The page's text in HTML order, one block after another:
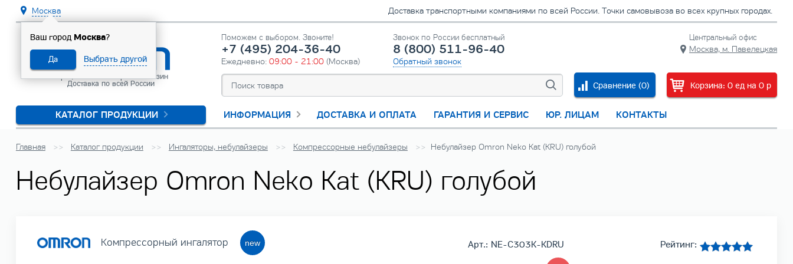
Москва
Ваш город Москва?
Да Выбрать другой
Доставка транспортными компаниями по всей России. Точки самовывоза во всех крупных городах.
Официальный интернет-магазин
Доставка по всей России
Центральный офис
Москва, м. Павелецкая
Поможем с выбором. Звоните!
+7 (495) 204-36-40
Ежедневно:09:00 - 21:00 (Москва)
Звонок по России бесплатный
8 (800) 511-96-40
Обратный звонок
Корзина: 0 ед на 0 p
Сравнение (0)
КАТАЛОГ ПРОДУКЦИИ ИНФОРМАЦИЯ ДОСТАВКА И ОПЛАТА ГАРАНТИЯ И СЕРВИС ЮР. ЛИЦАМ КОНТАКТЫ
Главная Каталог продукции Ингаляторы, небулайзеры Компрессорные небулайзеры Небулайзер Omron Neko Kat (KRU) голубой
Небулайзер Omron Neko Kat (KRU) голубой
Компрессорный ингалятор Арт.: NE-C303K-KDRU Рейтинг: